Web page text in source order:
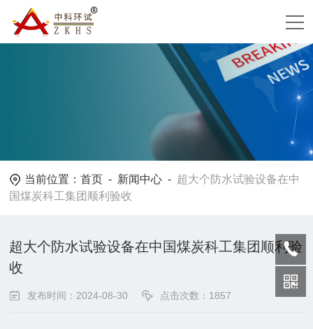
当前位置：首页 - 新闻中心 - 超大个防水试验设备在中
国煤炭科工集团顺利验收
超大个防水试验设备在中国煤炭科工集团顺利验
收
发布时间：2024-08-30 点击次数：1857